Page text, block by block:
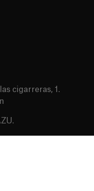
cigarreras, 1.